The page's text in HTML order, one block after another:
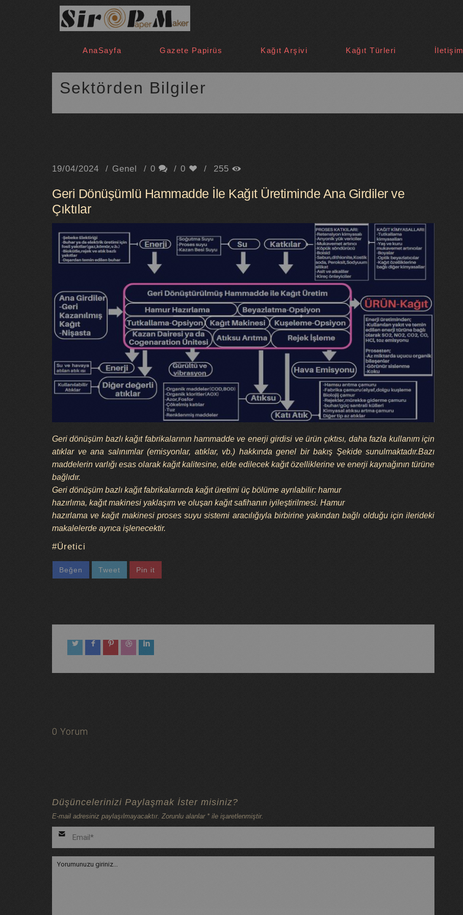
AnaSayfa Gazete Papirüs Kağıt Arşivi Kağıt Türleri İletişim
Sektörden Bilgiler
19/04/2024 Genel 0 0 255
Geri Dönüşümlü Hammadde İle Kağıt Üretiminde Ana Girdiler ve
Çıktılar
Geri dönüşüm bazlı kağıt fabrikalarının hammadde ve enerji girdisi ve ürün çıktısı, daha fazla kullanım için
atıklar ve ana salınımlar (emisyonlar, atıklar, vb.) hakkında genel bir bakış Şekide sunulmaktadır.Bazı
maddelerin varlığı esas olarak kağıt kalitesine, elde edilecek kağıt özelliklerine ve enerji kaynağının türüne
bağlıdır.
Geri dönüşüm bazlı kağıt fabrikalarında kağıt üretimi üç bölüme ayrılabilir: hamur
hazırlıma, kağıt makinesi yaklaşım ve oluşan kağıt safihanın iyileştirilmesi. Hamur
hazırlama ve kağıt makinesi proses suyu sistemi aracılığıyla birbirine yakından bağlı olduğu için ilerideki
makalelerde ayrıca işlenecektir.
Üretici
Beğen Tweet Pin it
0 Yorum
Düşüncelerinizi Paylaşmak İster misiniz?
E-mail adresiniz paylaşılmayacaktır. Zorunlu alanlar * ile işaretlenmiştir.